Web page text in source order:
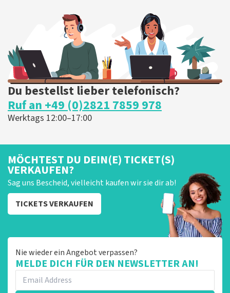
Du bestellst lieber telefonisch?
Ruf an +49 (0)2821 7859 978
Werktags 12:00–17:00
MÖCHTEST DU DEIN(E) TICKET(S)
VERKAUFEN?
Sag uns Bescheid, vielleicht kaufen wir sie dir ab!
TICKETS VERKAUFEN
Nie wieder ein Angebot verpassen?
MELDE DICH FÜR DEN NEWSLETTER AN!